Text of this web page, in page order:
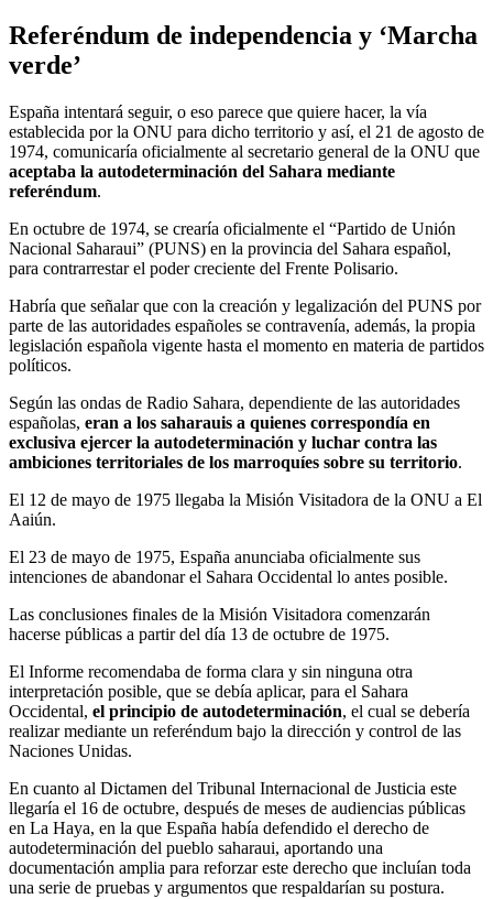
Referéndum de independencia y ‘Marcha
verde’
España intentará seguir, o eso parece que quiere hacer, la vía
establecida por la ONU para dicho territorio y así, el 21 de agosto de
1974, comunicaría oficialmente al secretario general de la ONU que
aceptaba la autodeterminación del Sahara mediante
referéndum.
En octubre de 1974, se crearía oficialmente el “Partido de Unión
Nacional Saharaui” (PUNS) en la provincia del Sahara español,
para contrarrestar el poder creciente del Frente Polisario.
Habría que señalar que con la creación y legalización del PUNS por
parte de las autoridades españoles se contravenía, además, la propia
legislación española vigente hasta el momento en materia de partidos
políticos.
Según las ondas de Radio Sahara, dependiente de las autoridades
españolas, eran a los saharauis a quienes correspondía en
exclusiva ejercer la autodeterminación y luchar contra las
ambiciones territoriales de los marroquíes sobre su territorio.
El 12 de mayo de 1975 llegaba la Misión Visitadora de la ONU a El
Aaiún.
El 23 de mayo de 1975, España anunciaba oficialmente sus
intenciones de abandonar el Sahara Occidental lo antes posible.
Las conclusiones finales de la Misión Visitadora comenzarán
hacerse públicas a partir del día 13 de octubre de 1975.
El Informe recomendaba de forma clara y sin ninguna otra
interpretación posible, que se debía aplicar, para el Sahara
Occidental, el principio de autodeterminación, el cual se debería
realizar mediante un referéndum bajo la dirección y control de las
Naciones Unidas.
En cuanto al Dictamen del Tribunal Internacional de Justicia este
llegaría el 16 de octubre, después de meses de audiencias públicas
en La Haya, en la que España había defendido el derecho de
autodeterminación del pueblo saharaui, aportando una
documentación amplia para reforzar este derecho que incluían toda
una serie de pruebas y argumentos que respaldarían su postura.